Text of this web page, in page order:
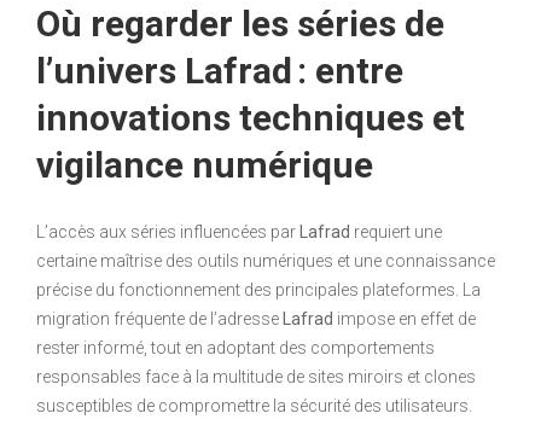
Où regarder les séries de
l’univers Lafrad : entre
innovations techniques et
vigilance numérique
L’accès aux séries influencées par Lafrad requiert une
certaine maîtrise des outils numériques et une connaissance
précise du fonctionnement des principales plateformes. La
migration fréquente de l’adresse
Lafrad impose en effet de
rester informé, tout en adoptant des comportements
responsables face à la multitude de sites miroirs et clones
susceptibles de compromettre la sécurité des utilisateurs.